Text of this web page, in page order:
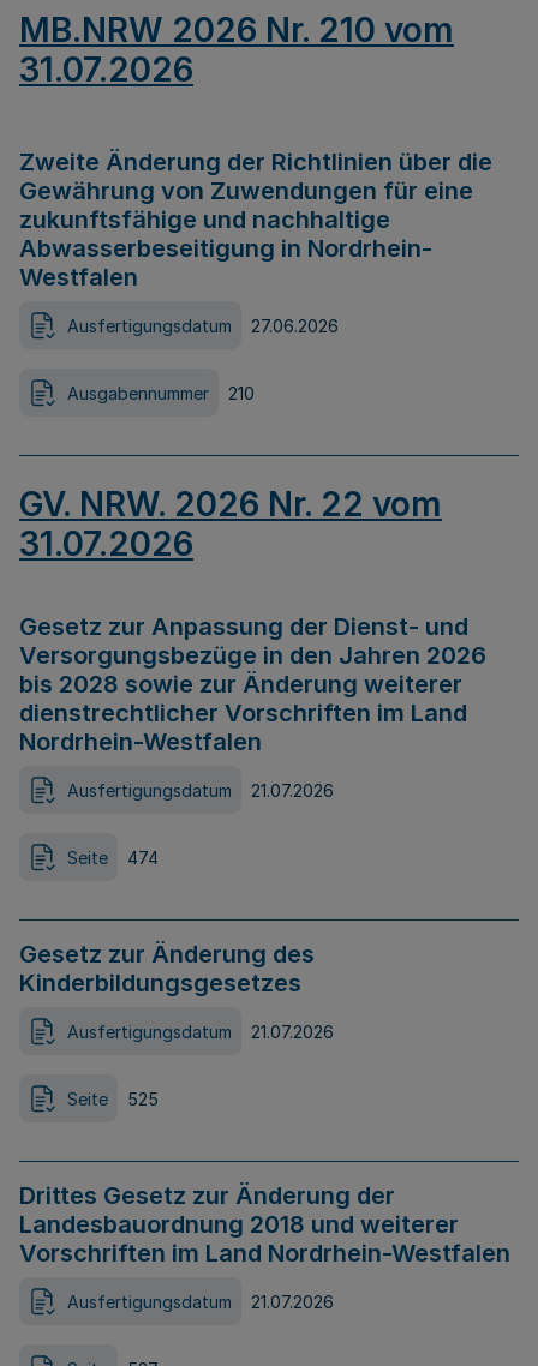
MB.NRW 2026 Nr. 210 vom
31.07.2026
Zweite Änderung der Richtlinien über die
Gewährung von Zuwendungen für eine
zukunftsfähige und nachhaltige
Abwasserbeseitigung in Nordrhein-
Westfalen
Ausfertigungsdatum 27.06.2026
Ausgabennummer 210
GV. NRW. 2026 Nr. 22 vom
31.07.2026
Gesetz zur Anpassung der Dienst- und
Versorgungsbezüge in den Jahren 2026
bis 2028 sowie zur Änderung weiterer
dienstrechtlicher Vorschriften im Land
Nordrhein-Westfalen
Ausfertigungsdatum 21.07.2026
Seite 474
Gesetz zur Änderung des
Kinderbildungsgesetzes
Ausfertigungsdatum 21.07.2026
Seite 525
Drittes Gesetz zur Änderung der
Landesbauordnung 2018 und weiterer
Vorschriften im Land Nordrhein-Westfalen
Ausfertigungsdatum 21.07.2026